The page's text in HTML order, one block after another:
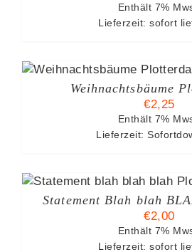
Enthält 7%
Lieferzeit: sofort
Weihnachtsbäume
€2,25
Enthält 7%
Lieferzeit:
Statement Blah blah
€2,00
Enthält 7%
Lieferzeit: sofort